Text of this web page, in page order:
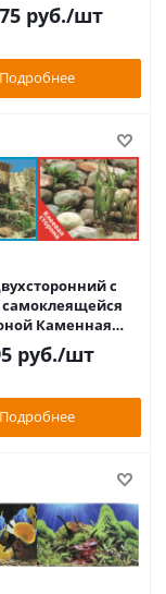
руб./шт
Подробнее
с
Каменная
Каменный рельеф
9023/9025+
руб./шт
Подробнее